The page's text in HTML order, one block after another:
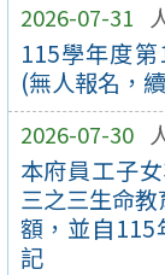
2026-07-31
115學年度
(無人報名，
2026-07-30
本府員工子
三之三生命
額，並自
記